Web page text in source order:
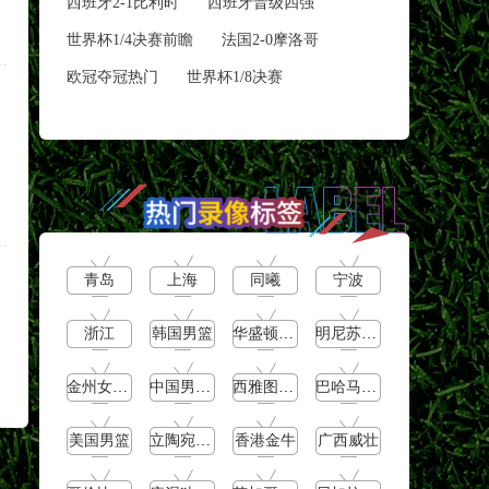
世界杯1/4决赛前瞻 法国2‑0摩洛哥
欧冠夺冠热门 世界杯1/8决赛
青岛 上海 同曦 宁波
浙江 韩国男篮 华盛顿神秘人 明尼苏达山猫
金州女武神 中国男篮U16 西雅图风暴 巴哈马男篮
美国男篮 立陶宛男篮 香港金牛 广西威壮